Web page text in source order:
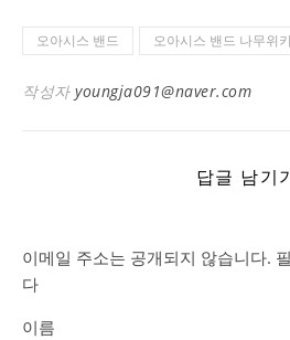
오아시스 밴드 오아시스 밴드 나무위키
작성자 youngja091@naver.com
답글 남기기
이메일 주소는 공개되지 않습니다.
다
이름